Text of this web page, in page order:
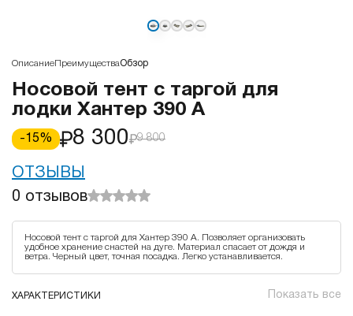
ОписаниеПреимуществаОбзор
Носовой тент с таргой для
лодки Хантер 390 А
-15% 8 300 9 800
ОТЗЫВЫ
0 отзывов
Носовой тент с таргой для Хантер 390 А. Позволяет организовать
удобное хранение снастей на дуге. Материал спасает от дождя и
ветра. Черный цвет, точная посадка. Легко устанавливается.
ХАРАКТЕРИСТИКИ Показать все